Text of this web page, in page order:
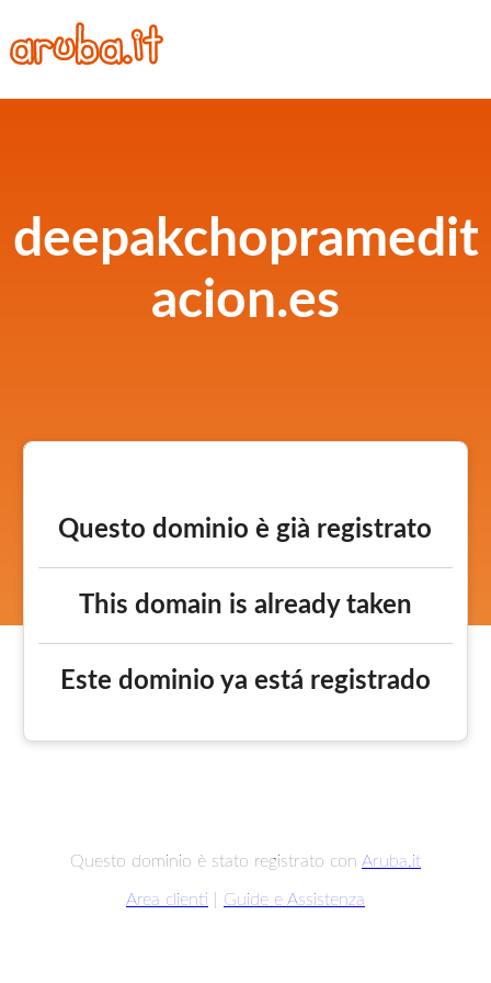
deepakchopramedit
acion.es
Questo dominio è già registrato
This domain is already taken
Este dominio ya está registrado
Questo dominio è stato registrato con Aruba.it
Area clienti Guide e Assistenza